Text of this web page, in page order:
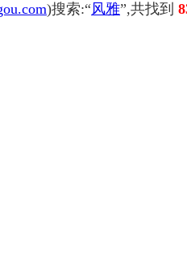
)搜索:“风雅”,共找到